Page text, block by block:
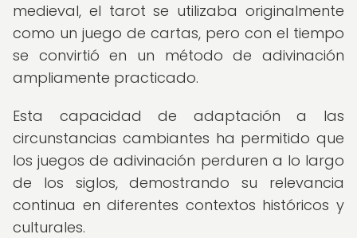
medieval, el tarot se utilizaba originalmente
como un juego de cartas, pero con el tiempo
se convirtió en un método de adivinación
ampliamente practicado.
Esta capacidad de adaptación a las
circunstancias cambiantes ha permitido que
los juegos de adivinación perduren a lo largo
de los siglos, demostrando su relevancia
continua en diferentes contextos históricos y
culturales.